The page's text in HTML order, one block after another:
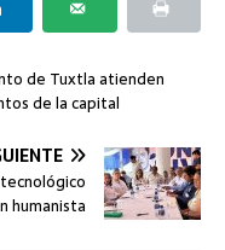
de Tuxtla atienden
de la capital
humanista